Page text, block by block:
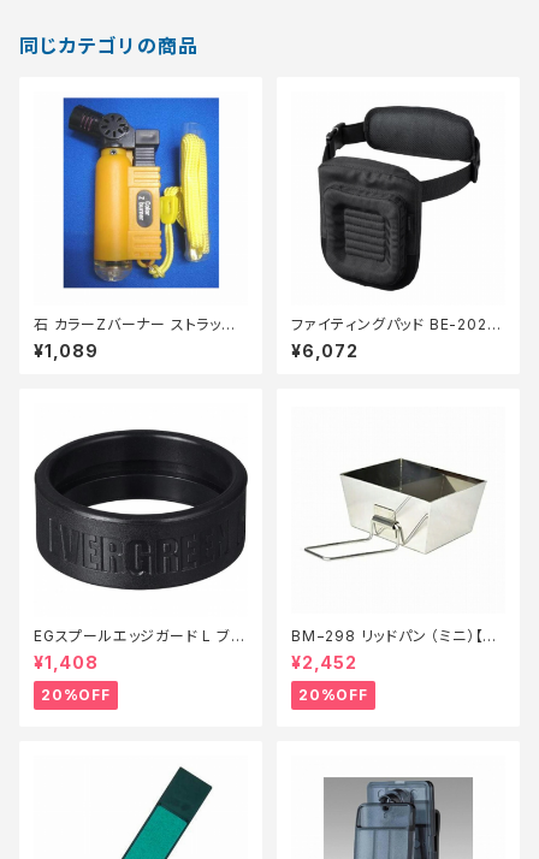
同じカテゴリの商品
石 カラーZバーナー ストラップ
付 カラーランダム
¥1,089
ファイティングパッド BE-202X
黒
¥6,072
EGスプールエッジガード L ブラ
ック【特価装備】【20】
¥1,408
20%OFF
BM−298 リッドパン （ミニ）【特
価装備】【20】
¥2,452
20%OFF